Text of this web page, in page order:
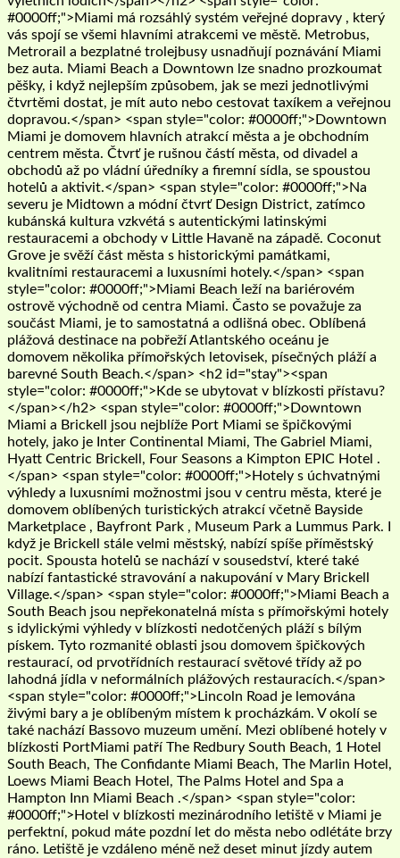
#0000ff;">Miami má rozsáhlý systém veřejné dopravy , který
vás spojí se všemi hlavními atrakcemi ve městě. Metrobus,
Metrorail a bezplatné trolejbusy usnadňují poznávání Miami
bez auta. Miami Beach a Downtown lze snadno prozkoumat
pěšky, i když nejlepším způsobem, jak se mezi jednotlivými
čtvrtěmi dostat, je mít auto nebo cestovat taxíkem a veřejnou
dopravou.</span> <span style="color: #0000ff;">Downtown
Miami je domovem hlavních atrakcí města a je obchodním
centrem města. Čtvrť je rušnou částí města, od divadel a
obchodů až po vládní úředníky a firemní sídla, se spoustou
hotelů a aktivit.</span> <span style="color: #0000ff;">Na
severu je Midtown a módní čtvrť Design District, zatímco
kubánská kultura vzkvétá s autentickými latinskými
restauracemi a obchody v Little Havaně na západě. Coconut
Grove je svěží část města s historickými památkami,
kvalitními restauracemi a luxusními hotely.</span> <span
style="color: #0000ff;">Miami Beach leží na bariérovém
ostrově východně od centra Miami. Často se považuje za
součást Miami, je to samostatná a odlišná obec. Oblíbená
plážová destinace na pobřeží Atlantského oceánu je
domovem několika přímořských letovisek, písečných pláží a
barevné South Beach.</span> <h2 id="stay"><span
style="color: #0000ff;">Kde se ubytovat v blízkosti přístavu?
</span></h2> <span style="color: #0000ff;">Downtown
Miami a Brickell jsou nejblíže Port Miami se špičkovými
hotely, jako je Inter Continental Miami, The Gabriel Miami,
Hyatt Centric Brickell, Four Seasons a Kimpton EPIC Hotel .
</span> <span style="color: #0000ff;">Hotely s úchvatnými
výhledy a luxusními možnostmi jsou v centru města, které je
domovem oblíbených turistických atrakcí včetně Bayside
Marketplace , Bayfront Park , Museum Park a Lummus Park. I
když je Brickell stále velmi městský, nabízí spíše příměstský
pocit. Spousta hotelů se nachází v sousedství, které také
nabízí fantastické stravování a nakupování v Mary Brickell
Village.</span> <span style="color: #0000ff;">Miami Beach a
South Beach jsou nepřekonatelná místa s přímořskými hotely
s idylickými výhledy v blízkosti nedotčených pláží s bílým
pískem. Tyto rozmanité oblasti jsou domovem špičkových
restaurací, od prvotřídních restaurací světové třídy až po
lahodná jídla v neformálních plážových restauracích.</span>
<span style="color: #0000ff;">Lincoln Road je lemována
živými bary a je oblíbeným místem k procházkám. V okolí se
také nachází Bassovo muzeum umění. Mezi oblíbené hotely v
blízkosti PortMiami patří The Redbury South Beach, 1 Hotel
South Beach, The Confidante Miami Beach, The Marlin Hotel,
Loews Miami Beach Hotel, The Palms Hotel and Spa a
Hampton Inn Miami Beach .</span> <span style="color:
#0000ff;">Hotel v blízkosti mezinárodního letiště v Miami je
perfektní, pokud máte pozdní let do města nebo odlétáte brzy
ráno. Letiště je vzdáleno méně než deset minut jízdy autem